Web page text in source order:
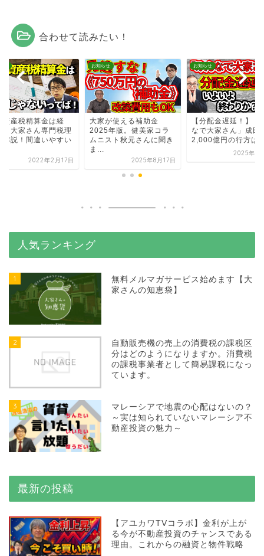
合わせて読みたい！
資産税精算金は経
｜大家さん専門税理
解説！間違いやすい
2022年2月17日
お知らせ
大家が使える補助金
2025年版。健美家コラ
ムニスト秋元さんに聞き
ま...
2025年8月17日
お知らせ
【分配金遅延！】「
なで大家さん」成田
2,000億円の行方は
2025年8
人気ランキング
1
無料メルマガサービス始めます【大
家さんの知恵袋】
2
自動販売機の売上の消費税の課税区
分はどのようになりますか。消費税
の課税事業者として簡易課税になっ
ています。
3
マレーシアで地震の心配はないの？
～実は知られていないマレーシア不
動産投資の魅力～
最新の投稿
【アユカワTVコラボ】金利が上が
る今が不動産投資のチャンスである
理由。これからの融資と物件戦略